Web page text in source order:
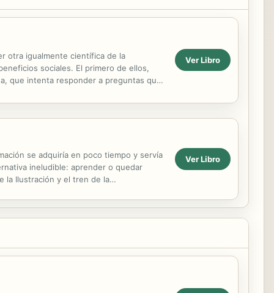
otra igualmente científica de la
sociales. El primero de ellos,
que intenta responder a preguntas que
Ver Libro
se adquiría en poco tiempo y servía
ineludible: aprender o quedar
la Ilustración y el tren de la
Ver Libro